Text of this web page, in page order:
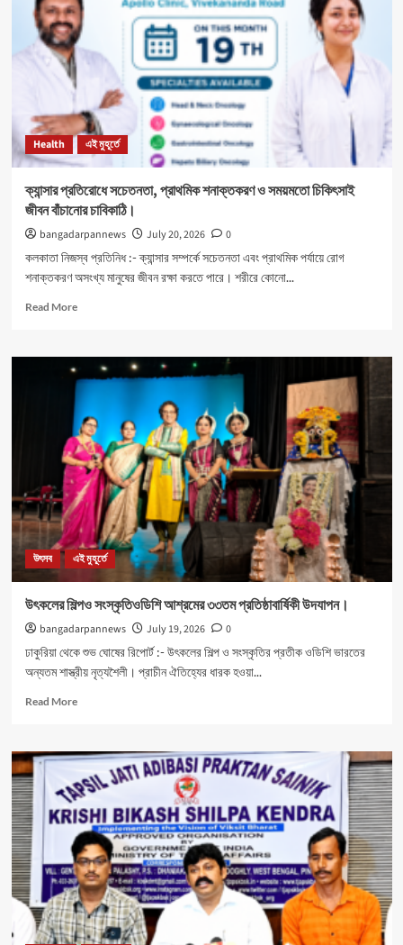
স্পোর্টিং
ক্লাবের
যৌথ
উদ্যোগে
রক্তদান
আয়োজিত।
Health এই মুহূর্তে
ক্যান্সার প্রতিরোধে সচেতনতা, প্রাথমিক শনাক্তকরণ ও সময়মতো চিকিৎসাই
জীবন বাঁচানোর চাবিকাঠি।
bangadarpannews July 20, 2026
0
কলকাতা নিজস্ব প্রতিনিধ :- ক্যান্সার সম্পর্কে সচেতনতা এবং প্রাথমিক পর্যায়ে রোগ
শনাক্তকরণ অসংখ্য মানুষের জীবন রক্ষা করতে পারে। শরীরে কোনো...
Read MoreRead
ক্যান্সার
প্রতিরোধে
সচেতনতা,
শনাক্তকরণ
ও
সময়মতো
চিকিৎসাই
জীবন
বাঁচানোর
চাবিকাঠি।
উৎসব এই মুহূর্তে
উৎকলের শিল্পও সংস্কৃতিওডিশি আশ্রমের ৩৩তম প্রতিষ্ঠাবার্ষিকী উদযাপন।
bangadarpannews July 19, 2026
0
ঢাকুরিয়া থেকে শুভ ঘোষের রিপোর্ট :- উৎকলের শিল্প ও সংস্কৃতির প্রতীক ওডিশি ভারতের
অন্যতম শাস্ত্রীয় নৃত্যশৈলী। প্রাচীন ঐতিহ্যের ধারক হওয়া...
Read MoreRead
উৎকলের
সংস্কৃতিওডিশি
আশ্রমের
৩৩তম
প্রতিষ্ঠাবার্ষিকী
উদযাপন।